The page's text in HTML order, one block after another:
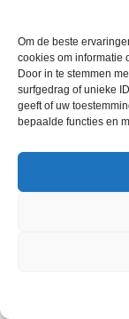
Om de beste
cookies om informatie
Door in te stemmen
surfgedrag of unieke
geeft of uw
bepaalde functies en
was:
€ 14,95.
is:
€
incl.